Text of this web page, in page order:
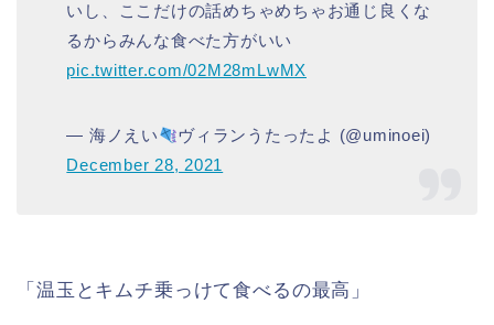
いし、ここだけの話めちゃめちゃお通じ良くな
るからみんな食べた方がいい
pic.twitter.com/02M28mLwMX
— 海ノえい
ヴィランうたったよ (@uminoei)
December 28, 2021
「温玉とキムチ乗っけて食べるの最高」